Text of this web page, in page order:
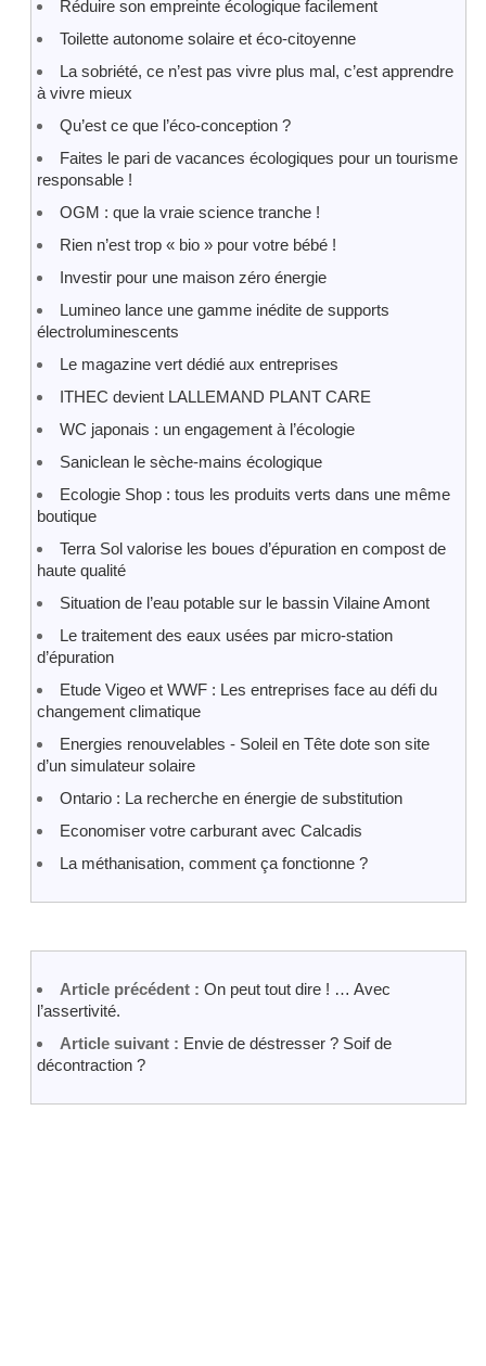
Réduire son empreinte écologique facilement
Toilette autonome solaire et éco-citoyenne
La sobriété, ce n’est pas vivre plus mal, c’est apprendre
à vivre mieux
Qu’est ce que l’éco-conception ?
Faites le pari de vacances écologiques pour un tourisme
responsable !
OGM : que la vraie science tranche !
Rien n’est trop « bio » pour votre bébé !
Investir pour une maison zéro énergie
Lumineo lance une gamme inédite de supports
électroluminescents
Le magazine vert dédié aux entreprises
ITHEC devient LALLEMAND PLANT CARE
WC japonais : un engagement à l’écologie
Saniclean le sèche-mains écologique
Ecologie Shop : tous les produits verts dans une même
boutique
Terra Sol valorise les boues d’épuration en compost de
haute qualité
Situation de l’eau potable sur le bassin Vilaine Amont
Le traitement des eaux usées par micro-station
d’épuration
Etude Vigeo et WWF : Les entreprises face au défi du
changement climatique
Energies renouvelables - Soleil en Tête dote son site
d’un simulateur solaire
Ontario : La recherche en énergie de substitution
Economiser votre carburant avec Calcadis
La méthanisation, comment ça fonctionne ?
Article précédent : On peut tout dire ! … Avec
l’assertivité.
Article suivant : Envie de déstresser ? Soif de
décontraction ?